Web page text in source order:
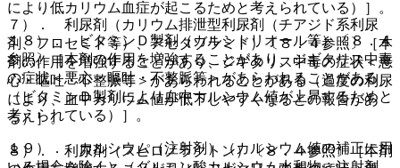
により低カリウム血症が起こるためと考えられている）］。
１８）． ビタミンＤ製剤（カルシトリオール等）〔８．４
参照〕［本剤の作用を増強することがあり、ジギタリス中毒
の症状＜悪心・嘔吐・不整脈等＞があらわれることがある
（ビタミンＤ製剤により血中カルシウム値が上昇するためと
考えられている）］。
１９）． カルシウム（注射剤）（カルシウム値の補正に用
７）． 利尿剤（カリウム排泄型利尿剤（チアジド系利尿
剤、フロセミド等）、アセタゾラミド）〔８．４参照〕［本
剤の作用を増強することがあり、ジギタリス中毒の症状＜悪
心・嘔吐・不整脈等＞があらわれることがある（過度の利尿
により、血中カリウム値が低下しやすくなるとの報告があ
る）］。
８）． 利尿剤（スピロノラクトン）〔８．４参照〕［本剤